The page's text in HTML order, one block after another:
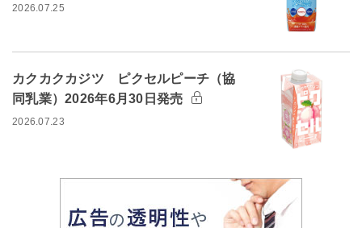
2026.07.25
カクカクカジツ ピクセルピーチ（協
同乳業）2026年6月30日発売
2026.07.23